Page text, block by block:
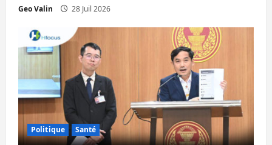
Geo Valin 28 Juil 2026
Politique Santé